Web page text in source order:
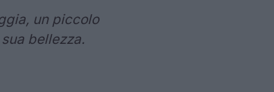
un piccolo
bellezza.